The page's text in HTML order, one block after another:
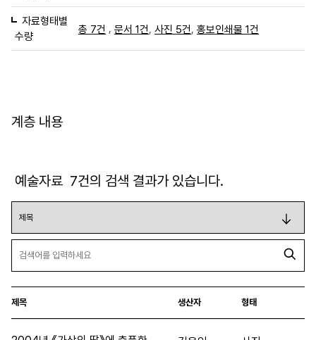
자료형태별
수량
총 7건 문서 1건 사진 5건 홍보인쇄물 1건
계층 내용
예술자료 7건의 검색 결과가 있습니다.
제목 생산자 형태